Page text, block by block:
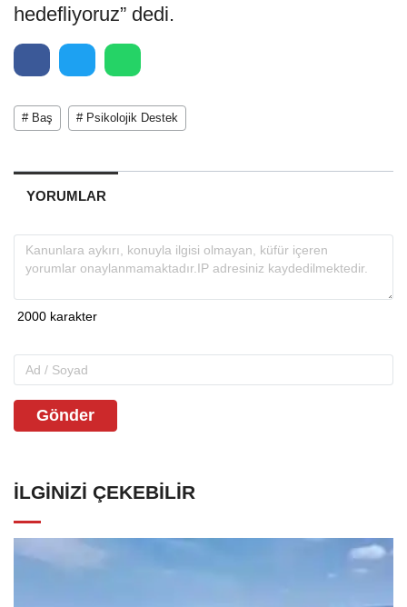
hedefliyoruz” dedi.
# Baş # Psikolojik Destek
YORUMLAR
Gönder
İLGINIZI ÇEKEBILIR